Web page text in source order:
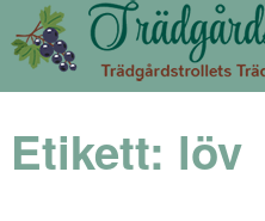
Etikett: löv